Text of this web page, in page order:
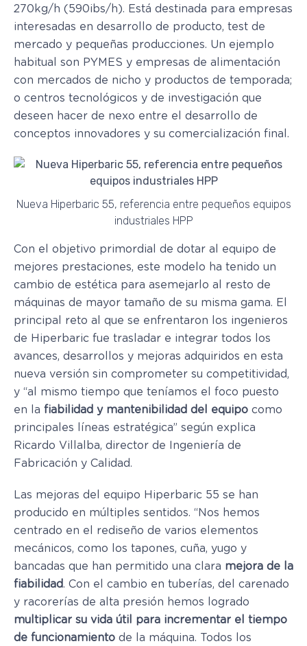
270kg/h (590ibs/h). Está destinada para empresas
interesadas en desarrollo de producto, test de
mercado y pequeñas producciones. Un ejemplo
habitual son PYMES y empresas de alimentación
con mercados de nicho y productos de temporada;
o centros tecnológicos y de investigación que
deseen hacer de nexo entre el desarrollo de
conceptos innovadores y su comercialización final.
Nueva Hiperbaric 55, referencia entre pequeños equipos
industriales HPP
Con el objetivo primordial de dotar al equipo de
mejores prestaciones, este modelo ha tenido un
cambio de estética para asemejarlo al resto de
máquinas de mayor tamaño de su misma gama. El
principal reto al que se enfrentaron los ingenieros
de Hiperbaric fue trasladar e integrar todos los
avances, desarrollos y mejoras adquiridos en esta
nueva versión sin comprometer su competitividad,
y “al mismo tiempo que teníamos el foco puesto
en la fiabilidad y mantenibilidad del equipo como
principales líneas estratégica” según explica
Ricardo Villalba, director de Ingeniería de
Fabricación y Calidad.
Las mejoras del equipo Hiperbaric 55 se han
producido en múltiples sentidos. “Nos hemos
centrado en el rediseño de varios elementos
mecánicos, como los tapones, cuña, yugo y
bancadas que han permitido una clara mejora de la
fiabilidad. Con el cambio en tuberías, del carenado
y racorerías de alta presión hemos logrado
multiplicar su vida útil para incrementar el tiempo
de funcionamiento de la máquina. Todos los